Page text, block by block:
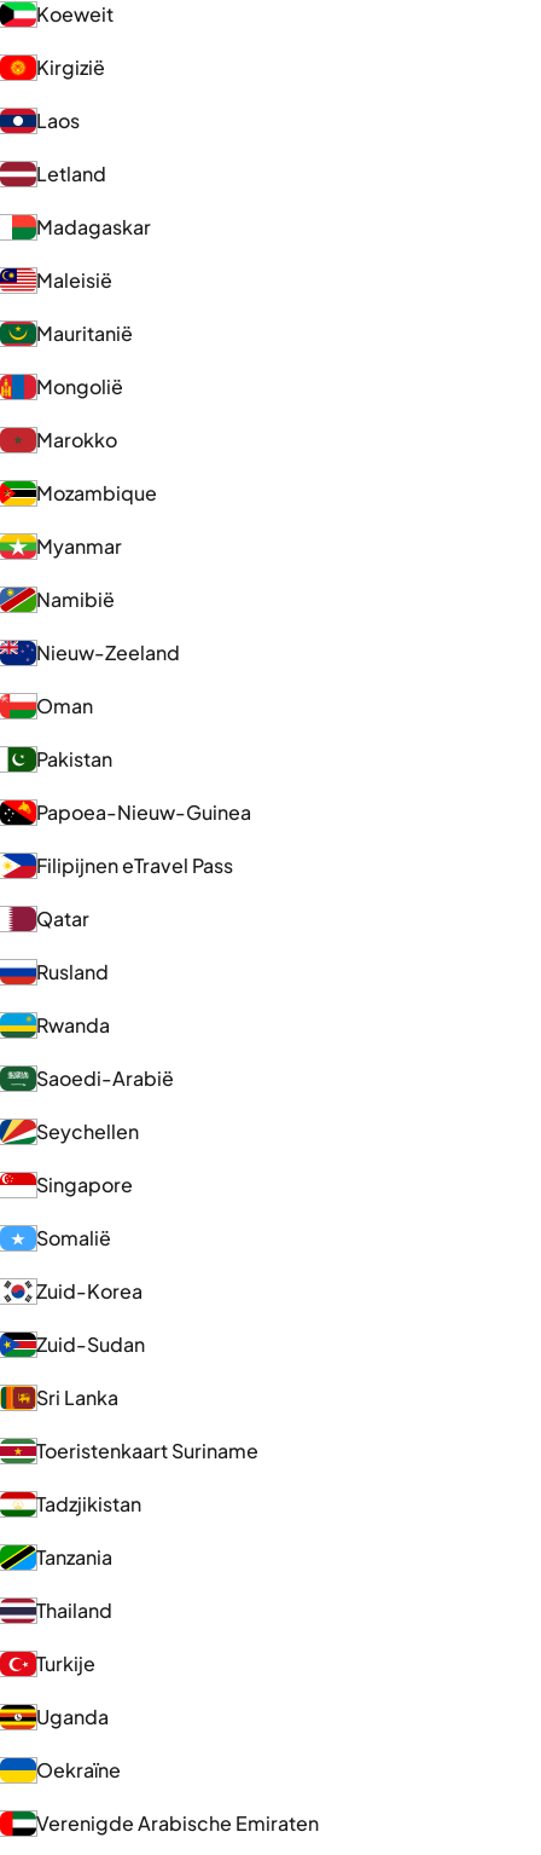
Koeweit
Kirgizië
Laos
Letland
Madagaskar
Maleisië
Mauritanië
Mongolië
Marokko
Mozambique
Myanmar
Namibië
Nieuw-Zeeland
Oman
Pakistan
Papoea-Nieuw-Guinea
Filipijnen eTravel Pass
Qatar
Rusland
Rwanda
Saoedi-Arabië
Seychellen
Singapore
Somalië
Zuid-Korea
Zuid-Sudan
Sri Lanka
Toeristenkaart Suriname
Tadzjikistan
Tanzania
Thailand
Turkije
Uganda
Oekraïne
Verenigde Arabische Emiraten